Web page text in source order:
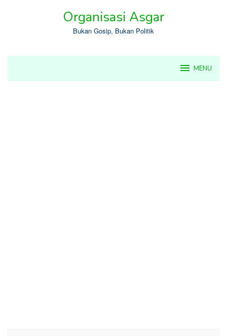
Organisasi Asgar
Bukan Gosip, Bukan Politik
MENU